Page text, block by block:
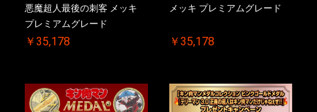
悪魔超人最後の刺客 メッキ
プレミアムグレード
￥35,178
メッキ プレミアムグレード
￥35,178